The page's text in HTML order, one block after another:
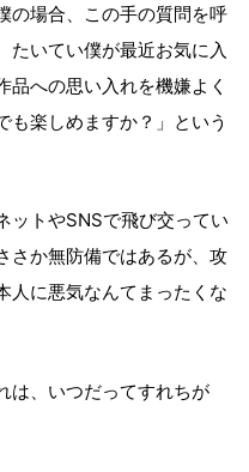
の場合、この手の質問を呼
たいてい僕が最近お気に入
品への思い入れを機嫌よく
も楽しめますか？」という
トやSNSで飛び交ってい
さか無防備ではあるが、攻
人に悪気なんてまったくな
は、いつだってすれちが